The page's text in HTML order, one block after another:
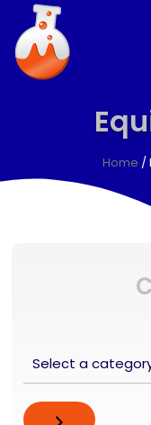
Home /